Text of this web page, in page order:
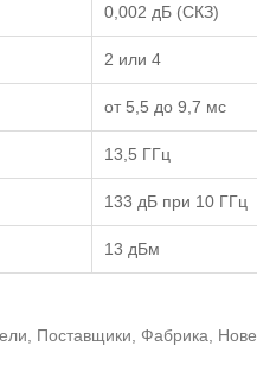
0,002 дБ (СКЗ)
2 или 4
от 5,5 до 9,7 мс
13,5 ГГц
133 дБ при 10 ГГц
13 дБм
Поставщики, Фабрика,